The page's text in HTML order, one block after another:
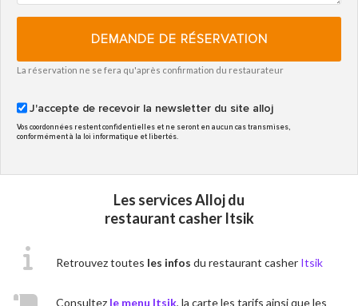
DEMANDE DE RÉSERVATION
La réservation ne se fera qu'après confirmation du restaurateur
J'accepte de recevoir la newsletter du site alloj
Vos coordonnées restent confidentielles et ne seront en aucun cas transmises,
conformément à la loi informatique et libertés.
Les services Alloj du
restaurant casher Itsik
Retrouvez toutes les infos du restaurant casher Itsik
Consultez le menu Itsik, la carte les tarifs ainsi que les